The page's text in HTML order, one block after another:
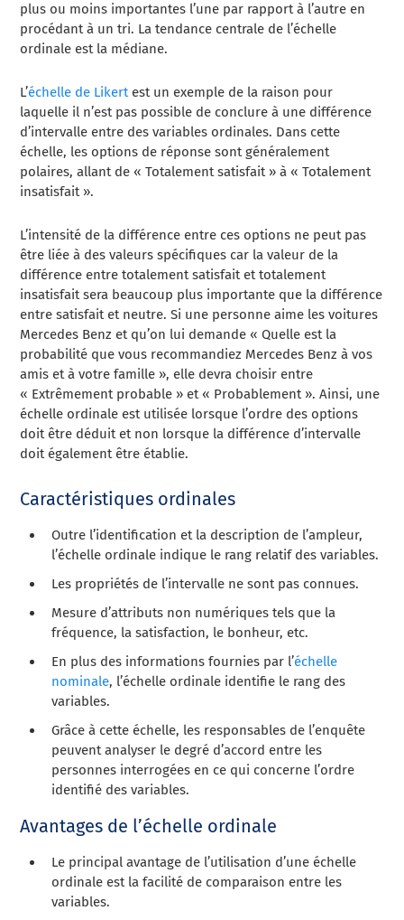
plus ou moins importantes l’une par rapport à l’autre en
procédant à un tri. La tendance centrale de l’échelle
ordinale est la médiane.
L’échelle de Likertest un exemple de la raison pour
laquelle il n’est pas possible de conclure à une différence
d’intervalle entre des variables ordinales. Dans cette
échelle, les options de réponse sont généralement
polaires, allant de « Totalement satisfait » à « Totalement
insatisfait ».
L’intensité de la différence entre ces options ne peut pas
être liée à des valeurs spécifiques car la valeur de la
différence entre totalement satisfait et totalement
insatisfait sera beaucoup plus importante que la différence
entre satisfait et neutre. Si une personne aime les voitures
Mercedes Benz et qu’on lui demande « Quelle est la
probabilité que vous recommandiez Mercedes Benz à vos
amis et à votre famille », elle devra choisir entre
« Extrêmement probable » et « Probablement ». Ainsi, une
échelle ordinale est utilisée lorsque l’ordre des options
doit être déduit et non lorsque la différence d’intervalle
doit également être établie.
Caractéristiques ordinales
Outre l’identification et la description de l’ampleur,
l’échelle ordinale indique le rang relatif des variables.
Les propriétés de l’intervalle ne sont pas connues.
Mesure d’attributs non numériques tels que la
fréquence, la satisfaction, le bonheur, etc.
En plus des informations fournies par l’échelle
nominale, l’échelle ordinale identifie le rang des
variables.
Grâce à cette échelle, les responsables de l’enquête
peuvent analyser le degré d’accord entre les
personnes interrogées en ce qui concerne l’ordre
identifié des variables.
Avantages de l’échelle ordinale
Le principal avantage de l’utilisation d’une échelle
ordinale est la facilité de comparaison entre les
variables.